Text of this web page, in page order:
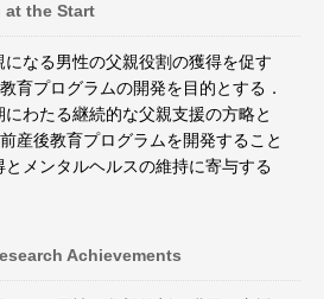
at the Start
なる男性の父親役割の獲得を促す
育プログラムの開発を目的とする．
わたる継続的な父親支援の方略と
産後教育プログラムを開発すること
メンタルヘルスの維持に寄与する
Achievements